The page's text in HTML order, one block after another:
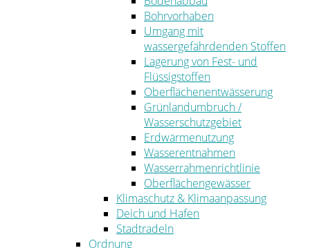
Bohrvorhaben
Umgang mit
wassergefährdenden Stoffen
Lagerung von Fest- und
Flüssigstoffen
Oberflächenentwässerung
Grünlandumbruch /
Wasserschutzgebiet
Erdwärmenutzung
Wasserentnahmen
Wasserrahmenrichtlinie
Oberflächengewässer
Klimaschutz & Klimaanpassung
Deich und Hafen
Stadtradeln
Ordnung